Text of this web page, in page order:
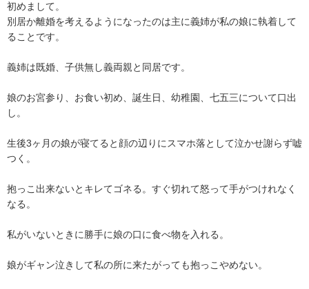
初めまして。
別居か離婚を考えるようになったのは主に義姉が私の娘に執着して
ることです。
義姉は既婚、子供無し義両親と同居です。
娘のお宮参り、お食い初め、誕生日、幼稚園、七五三について口出
し。
生後3ヶ月の娘が寝てると顔の辺りにスマホ落として泣かせ謝らず嘘
つく。
抱っこ出来ないとキレてゴネる。すぐ切れて怒って手がつけれなく
なる。
私がいないときに勝手に娘の口に食べ物を入れる。
娘がギャン泣きして私の所に来たがっても抱っこやめない。